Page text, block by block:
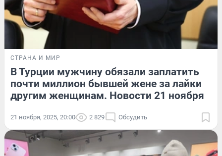
СТРАНА И МИР
В Турции мужчину обязали заплатить
почти миллион бывшей жене за лайки
другим женщинам. Новости 21 ноября
21 ноября, 2025, 20:00 2 829 Обсудить